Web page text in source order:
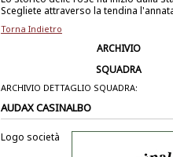
Scegliete attraverso la tendina
Torna Indietro
ARCHIVIO
SQUADRA
ARCHIVIO DETTAGLIO SQUADRA:
AUDAX CASINALBO
Logo società